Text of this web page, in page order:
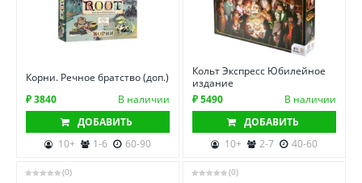
Корни. Речное братство (доп.)
₽ 3840
В наличии
ДОБАВИТЬ
10+
1-6 60-90
Кольт Экспресс Юбилейное
издание
₽ 5490
В наличии
ДОБАВИТЬ
10+
2-7 40-60
(0) (0)